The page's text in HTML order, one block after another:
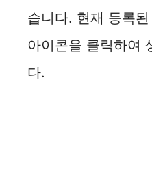
습니다. 현재 등록
아이콘을 클릭하여
다.